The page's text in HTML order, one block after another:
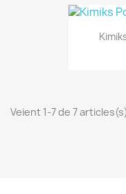
Veient 1-7 de 7 articles(s)